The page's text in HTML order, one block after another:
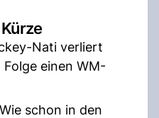
Nati verliert
einen WM-
schon in den